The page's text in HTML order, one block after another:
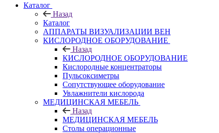
Каталог
Назад
Каталог
АППАРАТЫ ВИЗУАЛИЗАЦИИ ВЕН
КИСЛОРОДНОЕ ОБОРУДОВАНИЕ
Назад
КИСЛОРОДНОЕ ОБОРУДОВАНИЕ
Кислородные концентраторы
Пульсоксиметры
Сопутствующее оборудование
Увлажнители кислорода
МЕДИЦИНСКАЯ МЕБЕЛЬ
Назад
МЕДИЦИНСКАЯ МЕБЕЛЬ
Столы операционные